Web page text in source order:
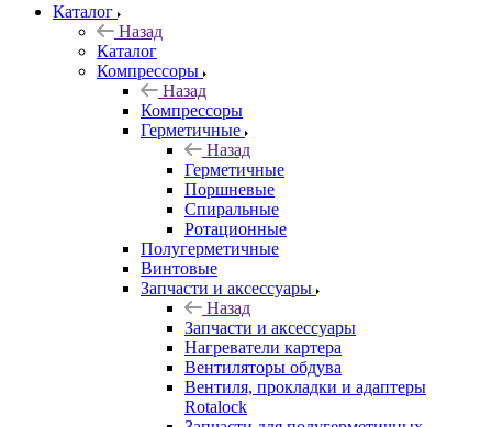
Каталог
Назад
Каталог
Компрессоры
Назад
Компрессоры
Герметичные
Назад
Герметичные
Поршневые
Спиральные
Ротационные
Полугерметичные
Винтовые
Запчасти и аксессуары
Назад
Запчасти и аксессуары
Нагреватели картера
Вентиляторы обдува
Вентиля, прокладки и адаптеры
Rotalock